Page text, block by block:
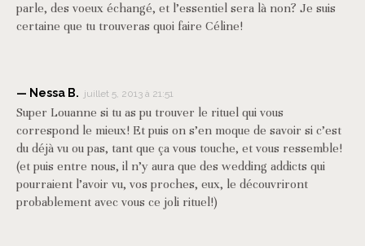
parle, des voeux échangé, et l’essentiel sera là non? Je suis
certaine que tu trouveras quoi faire Céline!
Nessa B. juillet 5, 2013 à 21:51
Super Louanne si tu as pu trouver le rituel qui vous
correspond le mieux! Et puis on s’en moque de savoir si c’est
du déjà vu ou pas, tant que ça vous touche, et vous ressemble!
(et puis entre nous, il n’y aura que des wedding addicts qui
pourraient l’avoir vu, vos proches, eux, le découvriront
probablement avec vous ce joli rituel!)